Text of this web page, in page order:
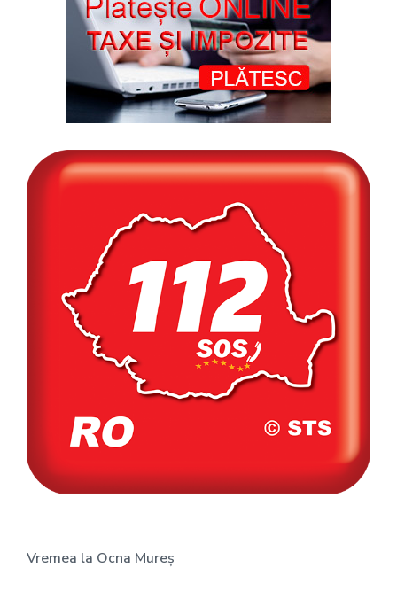
Vremea la Ocna Mureș